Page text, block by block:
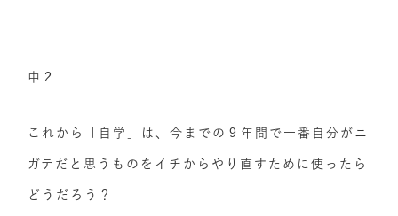
中２
これから「自学」は、今までの９年間で一番自分がニ
ガテだと思うものをイチからやり直すために使ったら
どうだろう？